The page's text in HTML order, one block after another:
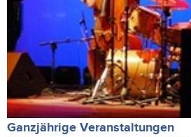
Ganzjährige Veranstaltungen